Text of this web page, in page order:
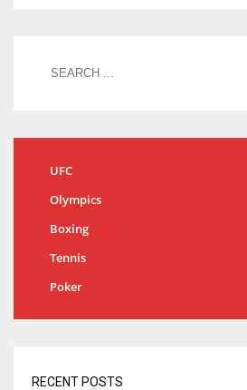
UFC
Olympics
Boxing
Tennis
Poker
RECENT POSTS